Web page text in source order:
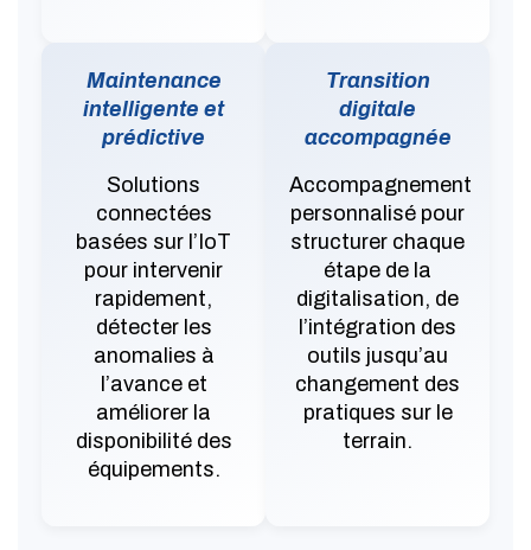
Maintenance
intelligente et
prédictive
Solutions
connectées
basées sur l’IoT
pour intervenir
rapidement,
détecter les
anomalies à
l’avance et
améliorer la
disponibilité des
équipements.
Transition
digitale
accompagnée
Accompagnement
personnalisé pour
structurer chaque
étape de la
digitalisation, de
l’intégration des
outils jusqu’au
changement des
pratiques sur le
terrain.